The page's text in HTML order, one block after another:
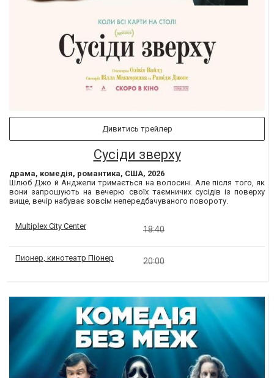
Дивитись трейлер
Сусіди зверху
драма, комедія, романтика, США, 2026
Шлюб Джо й Анджели тримається на волосині. Але після того, як
вони запрошують на вечерю своїх таємничих сусідів із поверху
вище, вечір набуває зовсім непередбачуваного повороту.
Multiplex City Center 18:40
Пионер, кинотеатр Піонер 20:00